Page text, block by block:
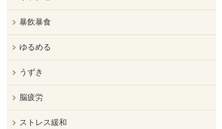
暴飲暴食
ゆるめる
うずき
脳疲労
ストレス緩和